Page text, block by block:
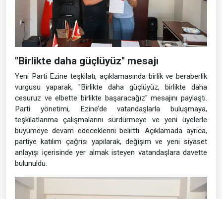
"Birlikte daha güçlüyüz" mesajı
Yeni Parti Ezine teşkilatı, açıklamasında birlik ve beraberlik
vurgusu yaparak, "Birlikte daha güçlüyüz, birlikte daha
cesuruz ve elbette birlikte başaracağız" mesajını paylaştı.
Parti yönetimi, Ezine’de vatandaşlarla buluşmaya,
teşkilatlanma çalışmalarını sürdürmeye ve yeni üyelerle
büyümeye devam edeceklerini belirtti. Açıklamada ayrıca,
partiye katılım çağrısı yapılarak, değişim ve yeni siyaset
anlayışı içerisinde yer almak isteyen vatandaşlara davette
bulunuldu.